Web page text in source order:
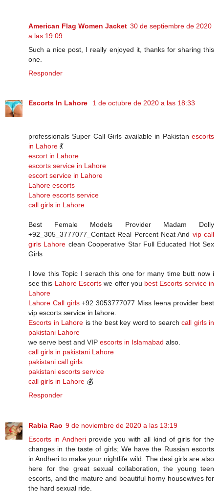
American Flag Women Jacket 30 de septiembre de 2020
a las 19:09
Such a nice post, I really enjoyed it, thanks for sharing this
one.
Responder
Escorts In Lahore 1 de octubre de 2020 a las 18:33
professionals Super Call Girls available in Pakistan escorts
in Lahore 💃
escort in Lahore
escorts service in Lahore
escort service in Lahore
Lahore escorts
Lahore escorts service
call girls in Lahore
Best Female Models Provider Madam Dolly
+92_305_3777077_Contact Real Percent Neat And vip call
girls Lahore clean Cooperative Star Full Educated Hot Sex
Girls
I love this Topic I serach this one for many time butt now i
see this Lahore Escortswe offer you best Escorts service in
Lahore
Lahore Call girls+92 3053777077 Miss leena provider best
vip escorts service in lahore.
Escorts in Lahore is the best key word to search call girls in
pakistani Lahore
we serve best and VIP escorts in Islamabad also.
call girls in pakistani Lahore
pakistani call girls
pakistani escorts service
call girls in Lahore 💰
Responder
Rabia Rao 9 de noviembre de 2020 a las 13:19
Escorts in Andheriprovide you with all kind of girls for the
changes in the taste of girls; We have the Russian escorts
in Andheri to make your nightlife wild. The desi girls are also
here for the great sexual collaboration, the young teen
escorts, and the mature and beautiful horny housewives for
the hard sexual ride.